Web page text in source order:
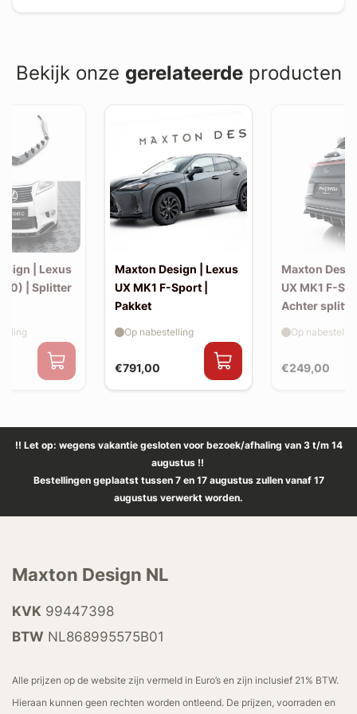
Bekijk onze gerelateerdeproducten
| Lexus
| Splitter
Maxton Design | Lexus
UX MK1 F-Sport |
Pakket
€791,00
Op nabestelling
Maxton
UX MK1 F-
Achter
€249,00
Op
!! Let op: wegens vakantie gesloten voor bezoek/afhaling van 3 t/m 14
augustus !!
Bestellingen geplaatst tussen 7 en 17 augustus zullen vanaf 17
augustus verwerkt worden.
Maxton Design NL
KVK 99447398
BTW NL868995575B01
Alle prijzen op de website zijn vermeld in Euro’s en zijn inclusief 21% BTW.
Hieraan kunnen geen rechten worden ontleend. De prijzen, voorraden en